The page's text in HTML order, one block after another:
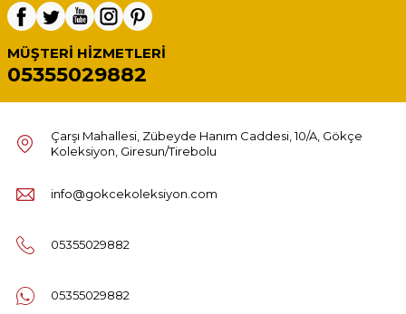
MÜŞTERI HIZMETLERI
05355029882
Çarşı Mahallesi, Zübeyde Hanım Caddesi, 10/A, Gökçe
Koleksiyon, Giresun/Tirebolu
info@gokcekoleksiyon.com
05355029882
05355029882